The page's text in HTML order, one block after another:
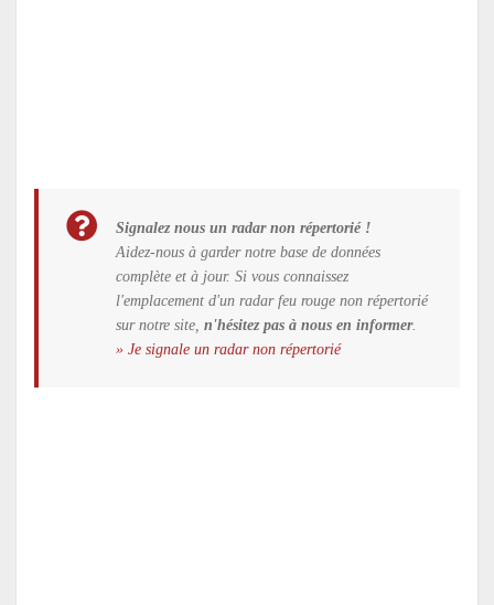
Signalez nous un radar non répertorié !
Aidez-nous à garder notre base de données
complète et à jour. Si vous connaissez
l'emplacement d'un radar feu rouge non répertorié
sur notre site, n'hésitez pas à nous en informer.
» Je signale un radar non répertorié